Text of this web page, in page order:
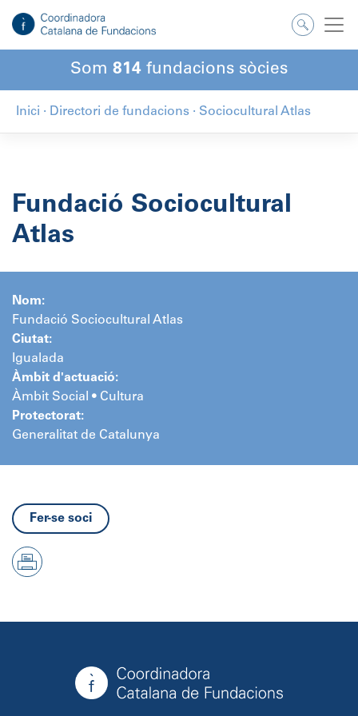
contingut
Som 814 fundacions sòcies
Inici · Directori de fundacions · Sociocultural Atlas
Fundació Sociocultural
Atlas
Nom:
Fundació Sociocultural Atlas
Ciutat:
Igualada
Àmbit d'actuació:
Àmbit Social • Cultura
Protectorat:
Generalitat de Catalunya
Fer-se soci